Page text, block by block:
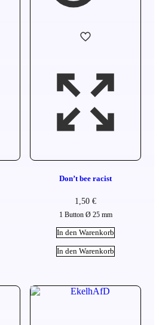
Don’t bee racist
1,50€
1 Button Ø 25 mm
In den Warenkorb
In den Warenkorb